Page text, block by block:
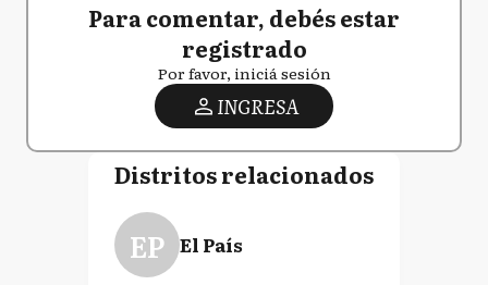
Para comentar, debés estar
registrado
Por favor, iniciá sesión
INGRESA
Distritos relacionados
EP El País